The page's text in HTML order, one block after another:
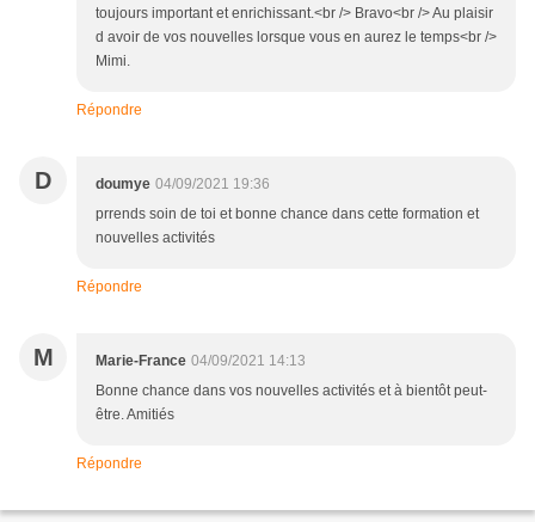
toujours important et enrichissant.<br /> Bravo<br /> Au plaisir
d avoir de vos nouvelles lorsque vous en aurez le temps<br />
Mimi.
Répondre
D doumye 04/09/2021 19:36
prrends soin de toi et bonne chance dans cette formation et
nouvelles activités
Répondre
M Marie-France 04/09/2021 14:13
Bonne chance dans vos nouvelles activités et à bientôt peut-
être. Amitiés
Répondre